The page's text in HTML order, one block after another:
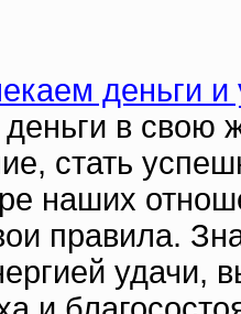
деньги и
деньги в свою
стать
наших
правила.
удачи,